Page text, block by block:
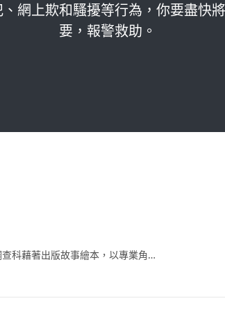
網上欺和騷擾等行為，你要盡快
要，報警救助。
科藉著出版故事繪本，以專業角…